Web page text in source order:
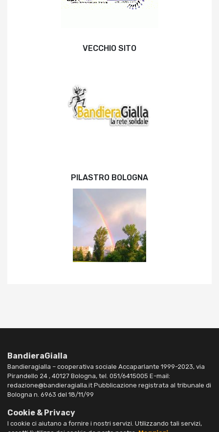
VECCHIO SITO
PILASTRO BOLOGNA
BandieraGialla
Bandieragialla – cooperativa sociale Accaparlante 1999-2023, via
Pirandello 24 , 40127 Bologna, tel. 051/6415005 E-mail:
redazione@bandieragialla.it Pubblicazione registrata al tribunale di
Bologna n. 6963 del 18/11/99
Cookie & Privacy
I cookie ci aiutano a fornire i nostri servizi. Utilizzando tali servizi,